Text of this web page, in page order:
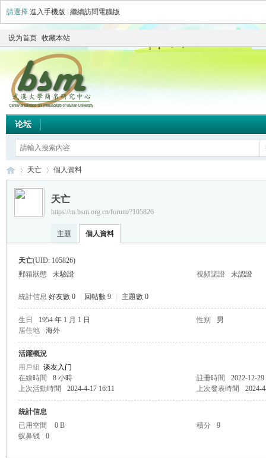
請選擇 進入手機版 繼續訪問電腦版
设为首页 收藏本站
论坛
›
天亡
›
個人資料
天亡
https://m.bsm.org.cn/forum/?105826
主題 個人資料
天亡(UID: 105826)
郵箱狀態
未驗證 視頻認證 未認證
統計信息 好友數 0 回帖數 9 主題數 0
生日 1954 年 1 月 1 日 性别
男
居住地
海外
活躍概況
用戶組 谈友入门
在線時間
8 小時 註冊時間
2022-12-29
上次活動時間
2024-4-17 16:11 上次發表時間 2024-
統計信息
已用空間
0 B 積分
9
蚁鼻钱
0